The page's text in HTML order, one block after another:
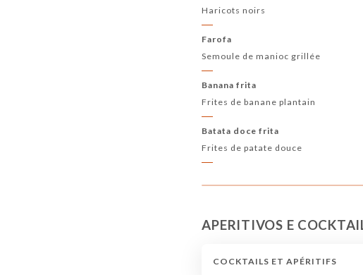
Haricots noirs
Farofa
Semoule de manioc grillée
Banana frita
Frites de banane plantain
Batata doce frita
Frites de patate douce
APERITIVOS E
COCKTAILS ET APÉRITIFS